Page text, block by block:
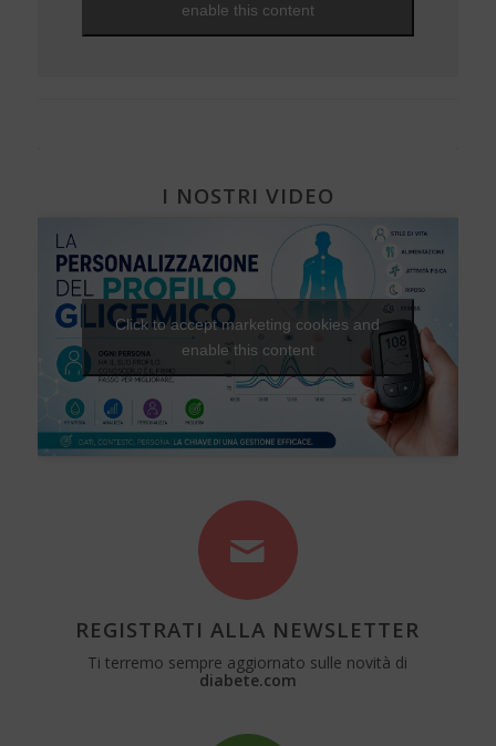
enable this content
I NOSTRI VIDEO
Click to accept marketing cookies and
enable this content
REGISTRATI ALLA NEWSLETTER
Ti terremo sempre aggiornato sulle novità di
diabete.com